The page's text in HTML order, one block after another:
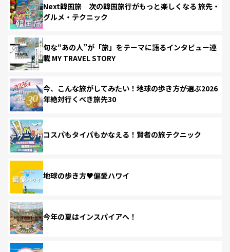
Next韓国旅 次の韓国旅行がもっと楽しくなる 旅先・
グルメ・テクニック
旬な“あの人”が「旅」をテーマに語るインタビュー連
載 MY TRAVEL STORY
今、こんな旅がしてみたい！地球の歩き方が選ぶ2026
年絶対行くべき旅先30
コスパもタイパもかなえる！賢者の旅テクニック
地球の歩き方♥偏愛ハワイ
今年の夏はインスパイアへ！